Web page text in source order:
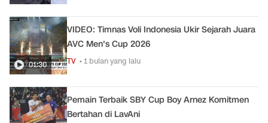
01:30
VIDEO: Timnas Voli Indonesia Ukir Sejarah Juara
AVC Men's Cup 2026
TV • 1 bulan yang lalu
Pemain Terbaik SBY Cup Boy Arnez Komitmen
Bertahan di LavAni